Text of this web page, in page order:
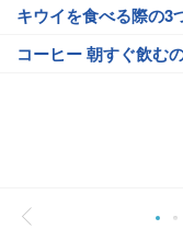
キウイを食べる際の3
コーヒー 朝すぐ飲む